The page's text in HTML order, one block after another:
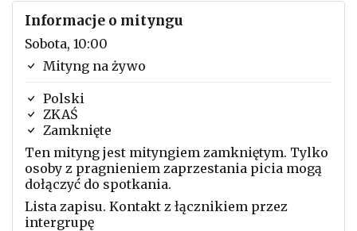
Informacje o mityngu
Sobota, 10:00
Mityng na żywo
Polski
ZKAŚ
Zamknięte
Ten mityng jest mityngiem zamkniętym. Tylko
osoby z pragnieniem zaprzestania picia mogą
dołączyć do spotkania.
Lista zapisu. Kontakt z łącznikiem przez
intergrupę